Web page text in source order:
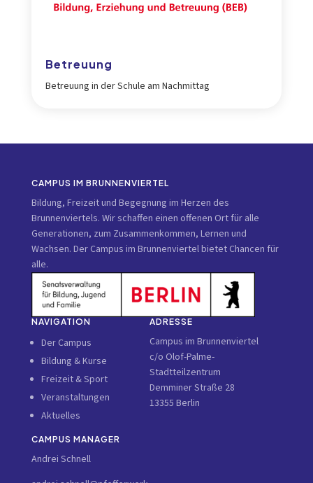
Betreuung
Betreuung in der Schule am Nachmittag
CAMPUS IM BRUNNENVIERTEL
Bildung, Freizeit und Begegnung im Herzen des
Brunnenviertels. Wir schaffen einen offenen Ort für alle
Generationen, zum Zusammenkommen, Lernen und
Wachsen. Der Campus im Brunnenviertel bietet Chancen für
alle.
NAVIGATION
Der Campus
Bildung & Kurse
Freizeit & Sport
Veranstaltungen
Aktuelles
ADRESSE
Campus im Brunnenviertel
c/o Olof-Palme-
Stadtteilzentrum
Demminer Straße 28
13355 Berlin
CAMPUS MANAGER
Andrei Schnell